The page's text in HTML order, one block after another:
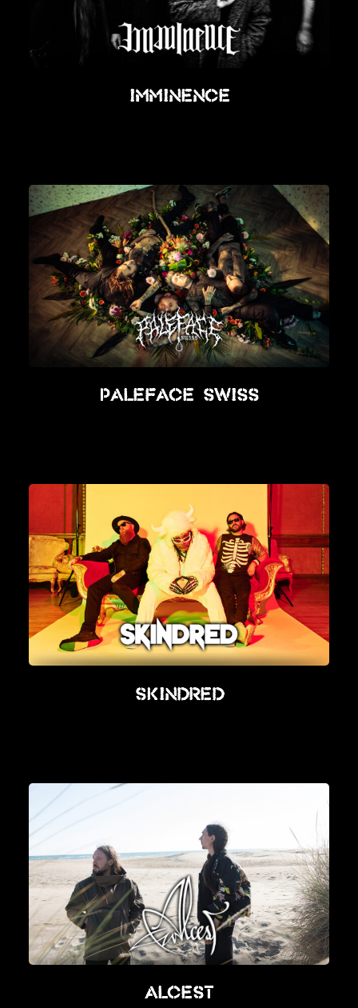
Imminence
Paleface Swiss
Skindred
Alcest